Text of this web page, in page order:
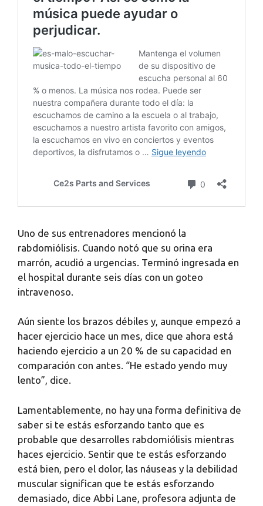
Uno de sus entrenadores mencionó la
rabdomiólisis. Cuando notó que su orina era
marrón, acudió a urgencias. Terminó ingresada en
el hospital durante seis días con un goteo
intravenoso.
Aún siente los brazos débiles y, aunque empezó a
hacer ejercicio hace un mes, dice que ahora está
haciendo ejercicio a un 20 % de su capacidad en
comparación con antes. “He estado yendo muy
lento”, dice.
Lamentablemente, no hay una forma definitiva de
saber si te estás esforzando tanto que es
probable que desarrolles rabdomiólisis mientras
haces ejercicio. Sentir que te estás esforzando
está bien, pero el dolor, las náuseas y la debilidad
muscular significan que te estás esforzando
demasiado, dice Abbi Lane, profesora adjunta de